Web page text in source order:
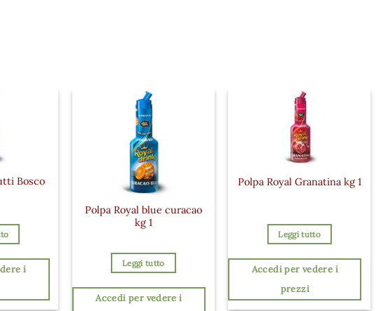
Bosco
i
Polpa Royal blue curacao
kg 1
Leggi tutto
Accedi per vedere i
Polpa Royal Granatina kg 1
Leggi tutto
Accedi per vedere i
prezzi